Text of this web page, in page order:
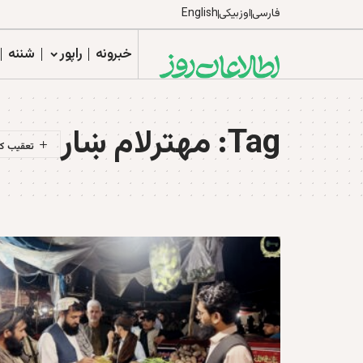
فارسیاوزبیکیEnglish
خبرونه راپور شننه
Tag: مهترلام ښار